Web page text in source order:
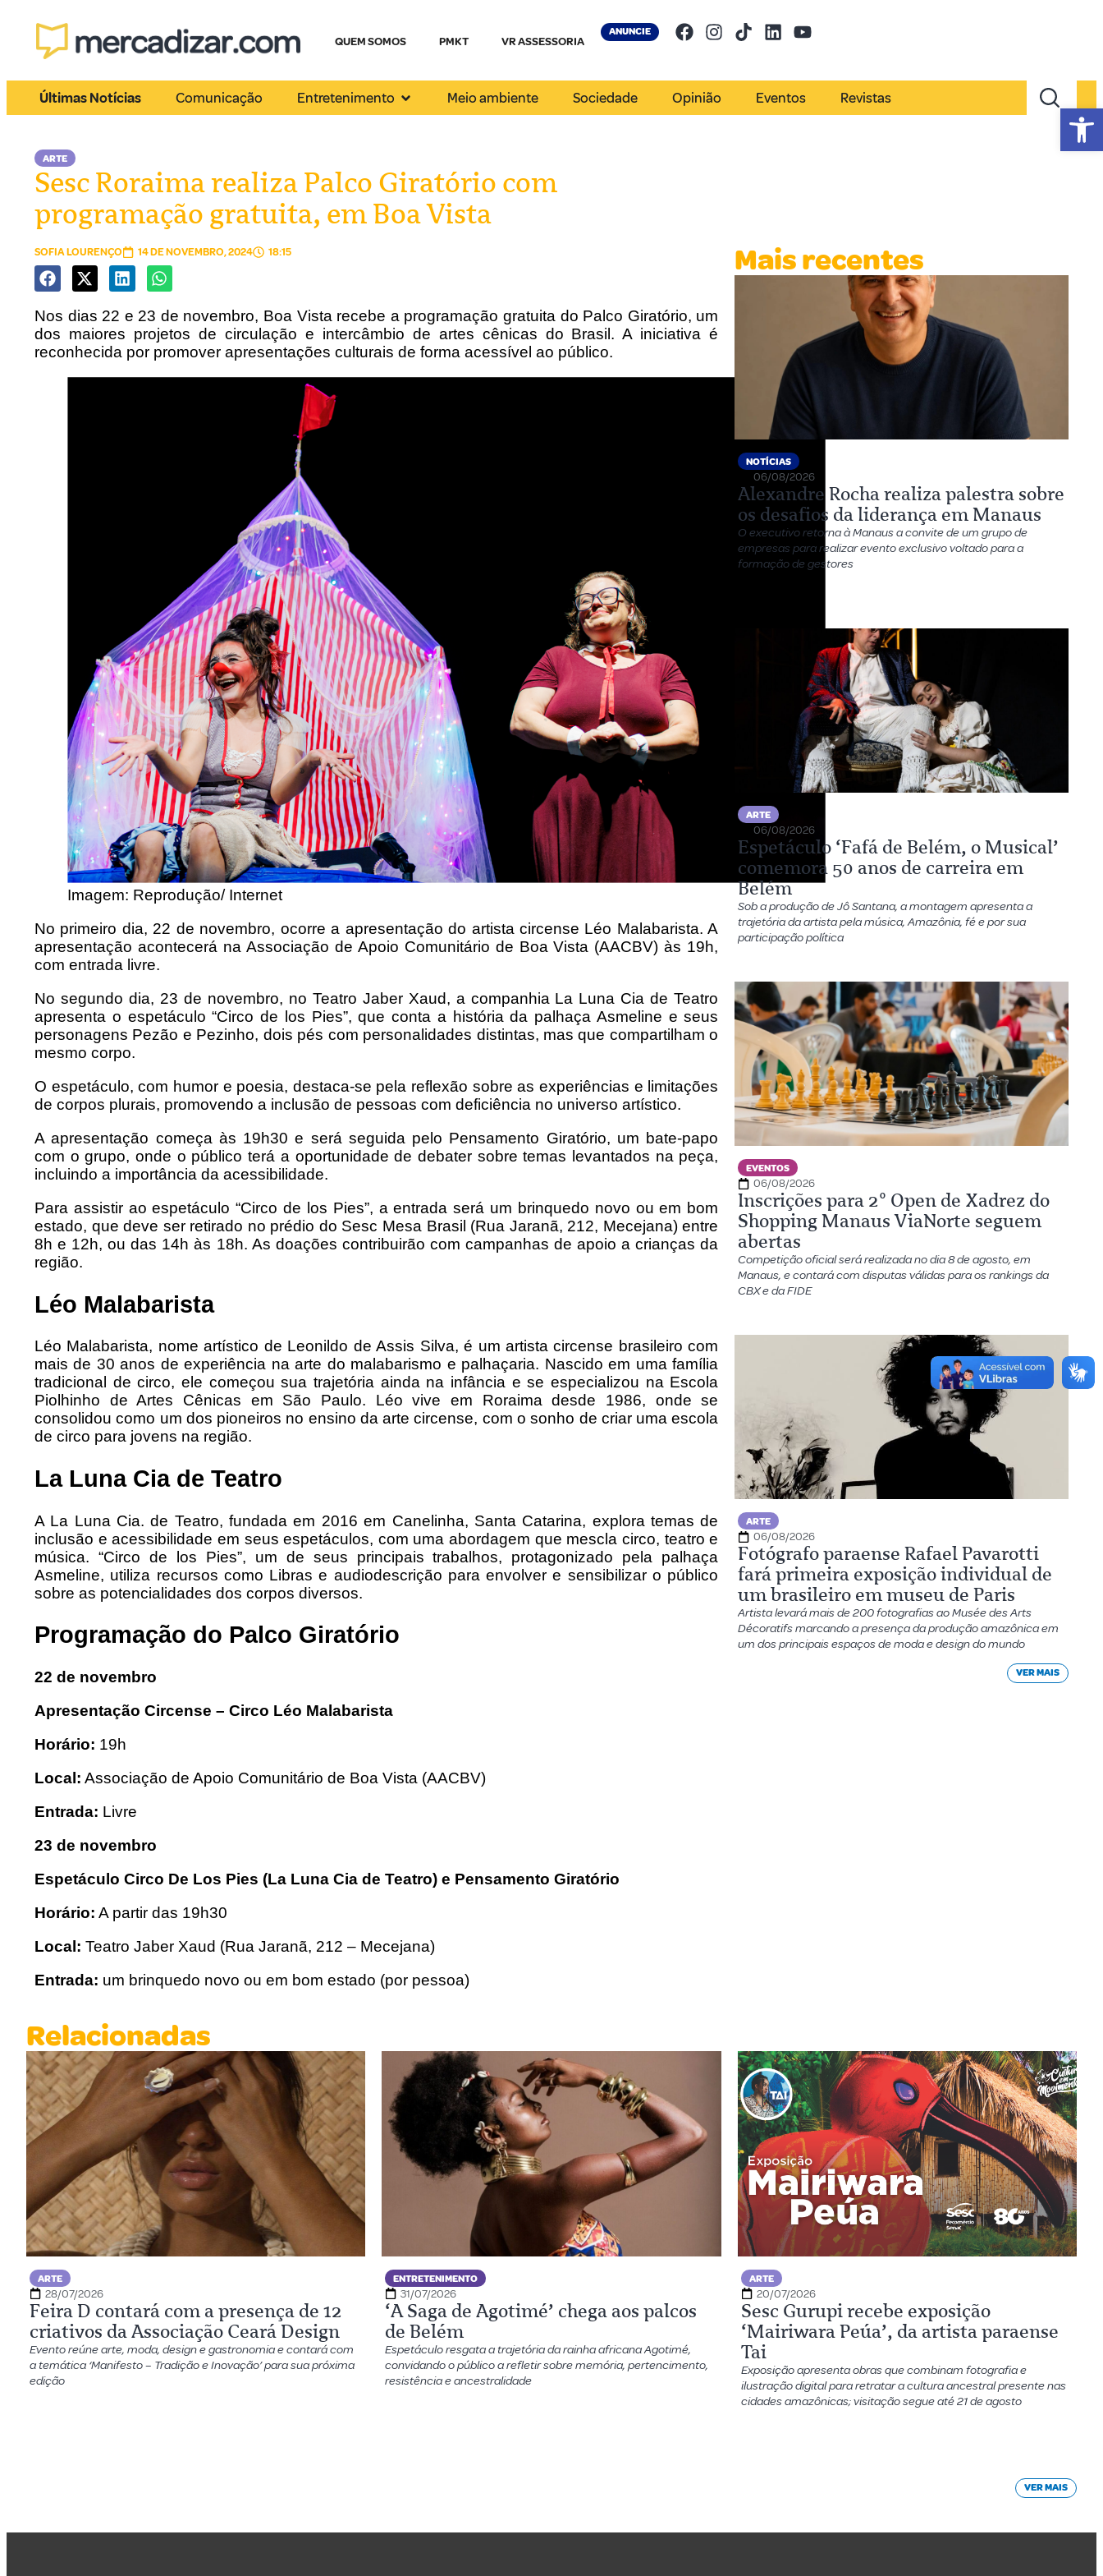
QUEM SOMOS PMKT VR ASSESSORIA
ANUNCIE
Últimas Notícias Comunicação Entretenimento Meio ambiente Sociedade Opinião Eventos Revistas
ARTE
Sesc Roraima realiza Palco Giratório com
programação gratuita, em Boa Vista
SOFIA LOURENÇO 14 DE NOVEMBRO, 2024 18:15
Nos dias 22 e 23 de novembro, Boa Vista recebe a programação gratuita do Palco Giratório, um
dos maiores projetos de circulação e intercâmbio de artes cênicas do Brasil. A iniciativa é
reconhecida por promover apresentações culturais de forma acessível ao público.
Imagem: Reprodução/ Internet
No primeiro dia, 22 de novembro, ocorre a apresentação do artista circense Léo Malabarista. A
apresentação acontecerá na Associação de Apoio Comunitário de Boa Vista (AACBV) às 19h,
com entrada livre.
No segundo dia, 23 de novembro, no Teatro Jaber Xaud, a companhia La Luna Cia de Teatro
apresenta o espetáculo “Circo de los Pies”, que conta a história da palhaça Asmeline e seus
personagens Pezão e Pezinho, dois pés com personalidades distintas, mas que compartilham o
mesmo corpo.
O espetáculo, com humor e poesia, destaca-se pela reflexão sobre as experiências e limitações
de corpos plurais, promovendo a inclusão de pessoas com deficiência no universo artístico.
A apresentação começa às 19h30 e será seguida pelo Pensamento Giratório, um bate-papo
com o grupo, onde o público terá a oportunidade de debater sobre temas levantados na peça,
incluindo a importância da acessibilidade.
Para assistir ao espetáculo “Circo de los Pies”, a entrada será um brinquedo novo ou em bom
estado, que deve ser retirado no prédio do Sesc Mesa Brasil (Rua Jaranã, 212, Mecejana) entre
8h e 12h, ou das 14h às 18h. As doações contribuirão com campanhas de apoio a crianças da
região.
Léo Malabarista
Léo Malabarista, nome artístico de Leonildo de Assis Silva, é um artista circense brasileiro com
mais de 30 anos de experiência na arte do malabarismo e palhaçaria. Nascido em uma família
tradicional de circo, ele começou sua trajetória ainda na infância e se especializou na Escola
Piolhinho de Artes Cênicas em São Paulo. Léo vive em Roraima desde 1986, onde se
consolidou como um dos pioneiros no ensino da arte circense, com o sonho de criar uma escola
de circo para jovens na região.
La Luna Cia de Teatro
A La Luna Cia. de Teatro, fundada em 2016 em Canelinha, Santa Catarina, explora temas de
inclusão e acessibilidade em seus espetáculos, com uma abordagem que mescla circo, teatro e
música. “Circo de los Pies”, um de seus principais trabalhos, protagonizado pela palhaça
Asmeline, utiliza recursos como Libras e audiodescrição para envolver e sensibilizar o público
sobre as potencialidades dos corpos diversos.
Programação do Palco Giratório
22 de novembro
Apresentação Circense – Circo Léo Malabarista
Horário: 19h
Local: Associação de Apoio Comunitário de Boa Vista (AACBV)
Entrada: Livre
23 de novembro
Espetáculo Circo De Los Pies (La Luna Cia de Teatro) e Pensamento Giratório
Horário: A partir das 19h30
Local: Teatro Jaber Xaud (Rua Jaranã, 212 – Mecejana)
Entrada: um brinquedo novo ou em bom estado (por pessoa)
Mais recentes
NOTÍCIAS
06/08/2026
Alexandre Rocha realiza palestra sobre
os desafios da liderança em Manaus
O executivo retorna à Manaus a convite de um grupo de
empresas para realizar evento exclusivo voltado para a
formação de gestores
ARTE
06/08/2026
Espetáculo ‘Fafá de Belém, o Musical’
comemora 50 anos de carreira em
Belém
Sob a produção de Jô Santana, a montagem apresenta a
trajetória da artista pela música, Amazônia, fé e por sua
participação política
EVENTOS
06/08/2026
Inscrições para 2º Open de Xadrez do
Shopping Manaus ViaNorte seguem
abertas
Competição oficial será realizada no dia 8 de agosto, em
Manaus, e contará com disputas válidas para os rankings da
CBX e da FIDE
ARTE
06/08/2026
Fotógrafo paraense Rafael Pavarotti
fará primeira exposição individual de
um brasileiro em museu de Paris
Artista levará mais de 200 fotografias ao Musée des Arts
Décoratifs marcando a presença da produção amazônica em
um dos principais espaços de moda e design do mundo
VER MAIS
Relacionadas
ARTE
28/07/2026
Feira D contará com a presença de 12
criativos da Associação Ceará Design
Evento reúne arte, moda, design e gastronomia e contará com
a temática ‘Manifesto – Tradição e Inovação’ para sua próxima
edição
ENTRETENIMENTO
31/07/2026
‘A Saga de Agotimé’ chega aos palcos
de Belém
Espetáculo resgata a trajetória da rainha africana Agotimé,
convidando o público a refletir sobre memória, pertencimento,
resistência e ancestralidade
ARTE
20/07/2026
Sesc Gurupi recebe exposição
‘Mairiwara Peúa’, da artista paraense
Tai
Exposição apresenta obras que combinam fotografia e
ilustração digital para retratar a cultura ancestral presente nas
cidades amazônicas; visitação segue até 21 de agosto
VER MAIS